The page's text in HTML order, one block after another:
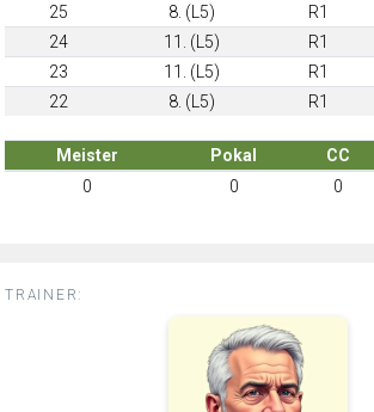
25
8. (L5) R1
24
11. (L5) R1
23
11. (L5) R1
22
8. (L5) R1
Meister Pokal CC
0
0 0
TRAINER: